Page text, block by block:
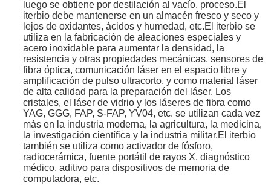
luego se obtiene por destilación al vacío. proceso.El
iterbio debe mantenerse en un almacén fresco y seco y
lejos de oxidantes, ácidos y humedad, etc.El iterbio se
utiliza en la fabricación de aleaciones especiales y
acero inoxidable para aumentar la densidad, la
resistencia y otras propiedades mecánicas, sensores de
fibra óptica, comunicación láser en el espacio libre y
amplificación de pulso ultracorto, y como material láser
de alta calidad para la preparación del láser. Los
cristales, el láser de vidrio y los láseres de fibra como
YAG, GGG, FAP, S-FAP, YV04, etc. se utilizan cada vez
más en la industria moderna, la agricultura, la medicina,
la investigación científica y la industria militar.El iterbio
también se utiliza como activador de fósforo,
radiocerámica, fuente portátil de rayos X, diagnóstico
médico, aditivo para dispositivos de memoria de
computadora, etc.